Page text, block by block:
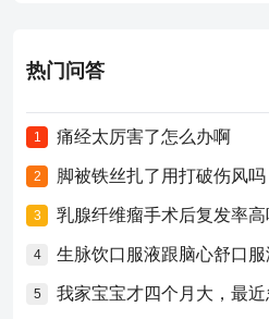
热门问答
1 痛经太厉害了怎么办啊
2 脚被铁丝扎了用打破伤风吗
3 乳腺纤维瘤手术后复发率
4 生脉饮口服液跟脑心舒口
5 我家宝宝才四个月大，最近